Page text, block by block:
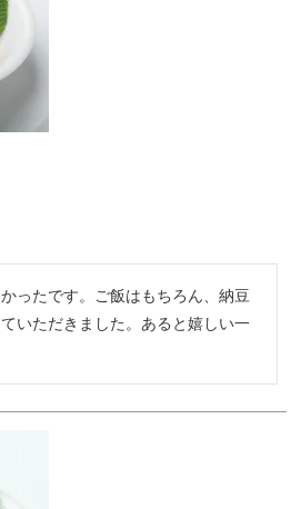
ったです。ご飯はもちろん、納豆
いただきました。あると嬉しい一